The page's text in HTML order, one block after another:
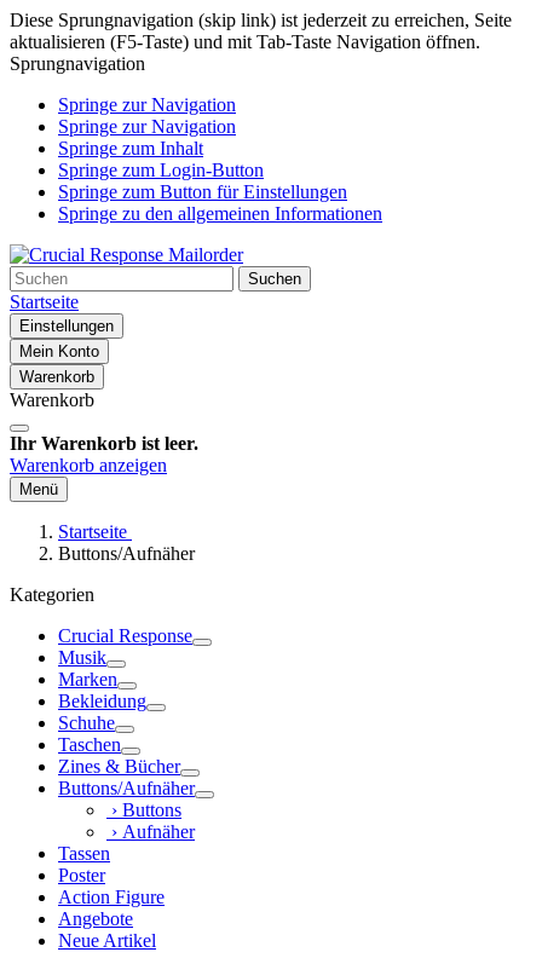
Diese Sprungnavigation (skip link) ist jederzeit zu erreichen, Seite
aktualisieren (F5-Taste) und mit Tab-Taste Navigation öffnen.
Sprungnavigation
Springe zur Navigation
Springe zur Navigation
Springe zum Inhalt
Springe zum Login-Button
Springe zum Button für Einstellungen
Springe zu den allgemeinen Informationen
Suchen
Startseite
Einstellungen
Mein Konto
Warenkorb
Warenkorb
Ihr Warenkorb ist leer.
Warenkorb anzeigen
Menü
Startseite
Buttons/Aufnäher
Kategorien
Crucial Response
Musik
Marken
Bekleidung
Schuhe
Taschen
Zines & Bücher
Buttons/Aufnäher
› Buttons
› Aufnäher
Tassen
Poster
Action Figure
Angebote
Neue Artikel